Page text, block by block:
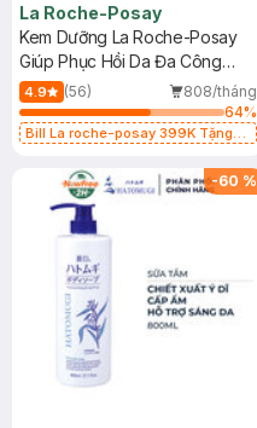
La Roche-Posay
Kem Dưỡng La Roche-Posay
Giúp Phục Hồi Da Đa Công
Dụng 40ml
4.9 (56)
808/tháng
64%
Bill La roche-posay 399K Tặng
(SL có hạn)
-60 %